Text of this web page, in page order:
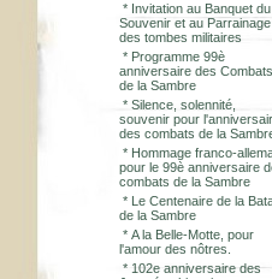
* Invitation au Banquet du
Souvenir et au Parrainage
des tombes militaires
* Programme 99è
anniversaire des Combats
de la Sambre
* Silence, solennité,
souvenir pour
des combats de la
* Hommage franco-
pour le 99è anniversaire
combats de la Sambre
* Le Centenaire de la
de la Sambre
* A la Belle-Motte, pour
l'amour des nôtres.
* 102e anniversaire des